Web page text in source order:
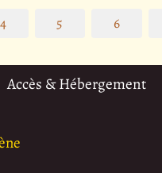
4 5 6
Accès & Hébergement